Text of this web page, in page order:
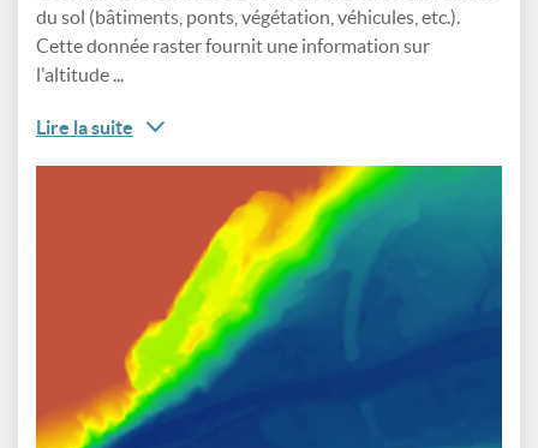
du sol (bâtiments, ponts, végétation, véhicules, etc.).
Cette donnée raster fournit une information sur
l'altitude ...
Lire la suite